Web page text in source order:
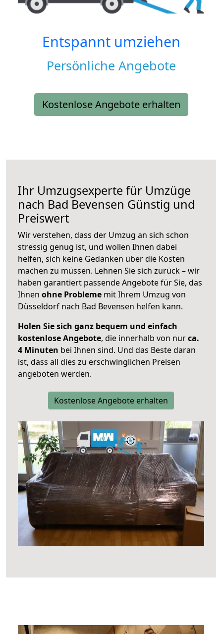
Entspannt umziehen
Persönliche Angebote
Kostenlose Angebote erhalten
Ihr Umzugsexperte für Umzüge
nach Bad Bevensen Günstig und
Preiswert
Wir verstehen, dass der Umzug an sich schon
stressig genug ist, und wollen Ihnen dabei
helfen, sich keine Gedanken über die Kosten
machen zu müssen. Lehnen Sie sich zurück – wir
haben garantiert passende Angebote für Sie, das
Ihnen ohne Probleme mit Ihrem Umzug von
Düsseldorf nach Bad Bevensen helfen kann.
Holen Sie sich ganz bequem und einfach
kostenlose Angebote, die innerhalb von nurca.
4 Minuten bei Ihnen sind. Und das Beste daran
ist, dass all dies zu erschwinglichen Preisen
angeboten werden.
Kostenlose Angebote erhalten